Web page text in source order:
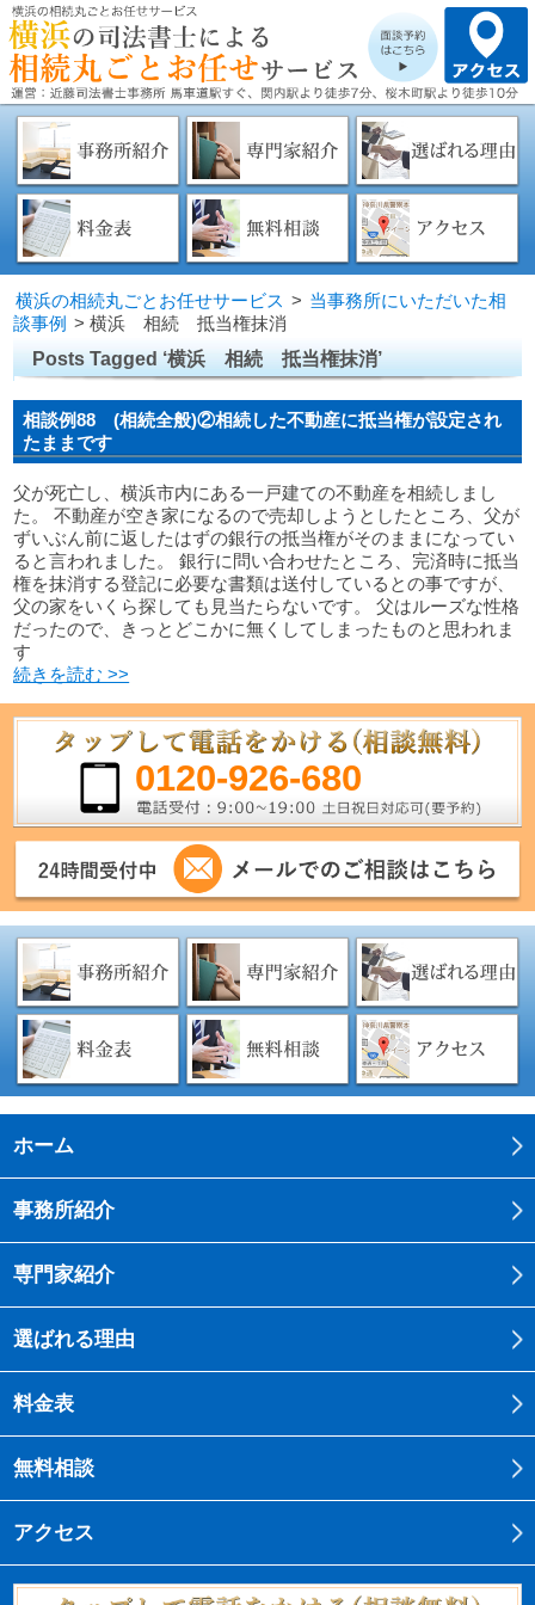
横浜の相続丸ごとお任せサービス > 当事務所にいただいた相
談事例 >横浜 相続 抵当権抹消
Posts Tagged ‘横浜 相続 抵当権抹消’
相談例88 (相続全般)②相続した不動産に抵当権が設定され
たままです
父が死亡し、横浜市内にある一戸建ての不動産を相続しまし
た。 不動産が空き家になるので売却しようとしたところ、父が
ずいぶん前に返したはずの銀行の抵当権がそのままになってい
ると言われました。 銀行に問い合わせたところ、完済時に抵当
権を抹消する登記に必要な書類は送付しているとの事ですが、
父の家をいくら探しても見当たらないです。 父はルーズな性格
だったので、きっとどこかに無くしてしまったものと思われま
す
続きを読む >>
0120-926-680
ホーム
事務所紹介
専門家紹介
選ばれる理由
料金表
無料相談
アクセス